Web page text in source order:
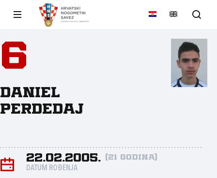
6
Daniel
Perdedaj
22.02.2005. (21 godina)
DATUM ROĐENJA